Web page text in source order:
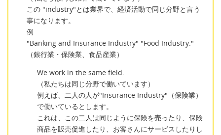
この "industry"とは業界で、経済活動で同じ分野と言う
事になります。
例
"Banking and Insurance Industry" "Food Industry."
（銀行業・保険業、食品産業）
We work in the same field.
（私たちは同じ分野で働いています）
例えば、二人の人が"Insurance Industry"（保険業）
で働いているとします。
これは、この二人は同じように保険を売ったり、保険
商品を販売促進したり、お客さんにサービスしたりし